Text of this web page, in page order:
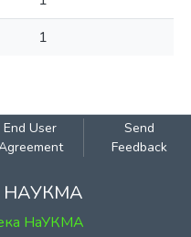
1
End User
Send
Feedback
НАУКМА
НаУКМА